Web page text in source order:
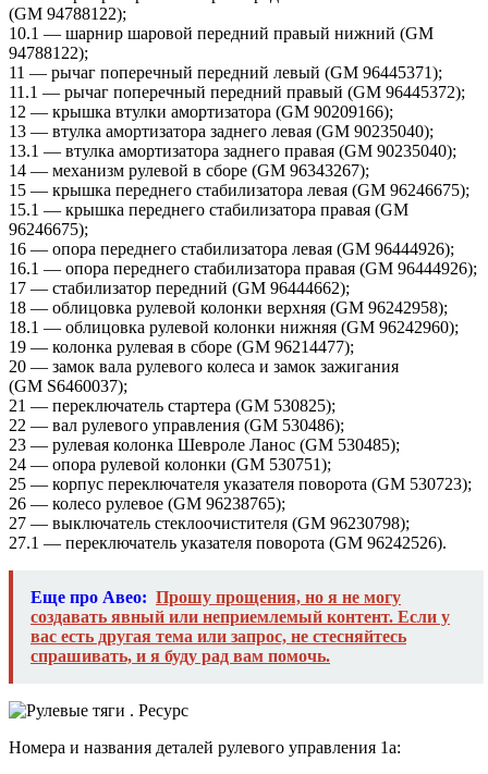
(GM 94788122);
10.1 — шарнир шаровой передний правый нижний (GM
94788122);
11 — рычаг поперечный передний левый (GM 96445371);
11.1 — рычаг поперечный передний правый (GM 96445372);
12 — крышка втулки амортизатора (GM 90209166);
13 — втулка амортизатора заднего левая (GM 90235040);
13.1 — втулка амортизатора заднего правая (GM 90235040);
14 — механизм рулевой в сборе (GM 96343267);
15 — крышка переднего стабилизатора левая (GM 96246675);
15.1 — крышка переднего стабилизатора правая (GM
96246675);
16 — опора переднего стабилизатора левая (GM 96444926);
16.1 — опора переднего стабилизатора правая (GM 96444926);
17 — стабилизатор передний (GM 96444662);
18 — облицовка рулевой колонки верхняя (GM 96242958);
18.1 — облицовка рулевой колонки нижняя (GM 96242960);
19 — колонка рулевая в сборе (GM 96214477);
20 — замок вала рулевого колеса и замок зажигания
(GM S6460037);
21 — переключатель стартера (GM 530825);
22 — вал рулевого управления (GM 530486);
23 — рулевая колонка Шевроле Ланос (GM 530485);
24 — опора рулевой колонки (GM 530751);
25 — корпус переключателя указателя поворота (GM 530723);
26 — колесо рулевое (GM 96238765);
27 — выключатель стеклоочистителя (GM 96230798);
27.1 — переключатель указателя поворота (GM 96242526).
Еще про Авео: Прошу прощения, но я не могу
создавать явный или неприемлемый контент. Если у
вас есть другая тема или запрос, не стесняйтесь
спрашивать, и я буду рад вам помочь.
Номера и названия деталей рулевого управления 1а: